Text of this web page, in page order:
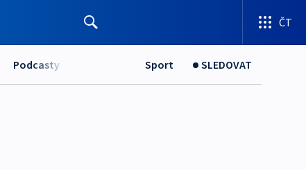
ČT
Podcasty Sport SLEDOVAT